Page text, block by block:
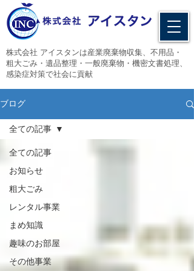
​株式会社 アイスタンは産業廃棄物収集、不用品・
粗大ごみ・遺品整理・一般廃棄物・機密文書処理、
感染症対策で社会に貢献
ブログ
全ての記事
お知らせ
粗大ごみ
レンタル事業
まめ知識
趣味のお部屋
その他事業
全ての記事